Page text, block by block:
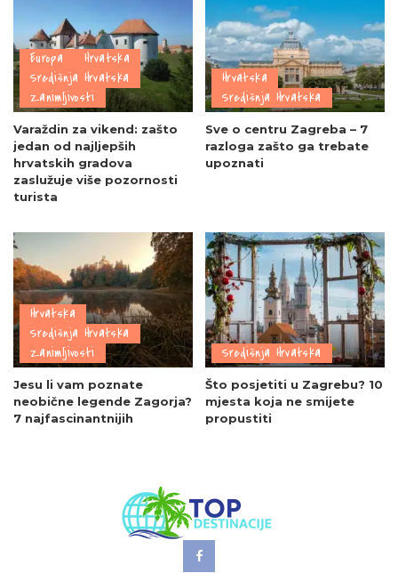
Europa
Hrvatska
Središnja Hrvatska
Zanimljivosti
Varaždin za vikend: zašto
jedan od najljepših
hrvatskih gradova
zaslužuje više pozornosti
turista
Hrvatska
Središnja Hrvatska
Sve o centru Zagreba – 7
razloga zašto ga trebate
upoznati
Hrvatska
Središnja Hrvatska
Zanimljivosti
Jesu li vam poznate
neobične legende Zagorja?
7 najfascinantnijih
Središnja Hrvatska
Što posjetiti u Zagrebu? 10
mjesta koja ne smijete
propustiti